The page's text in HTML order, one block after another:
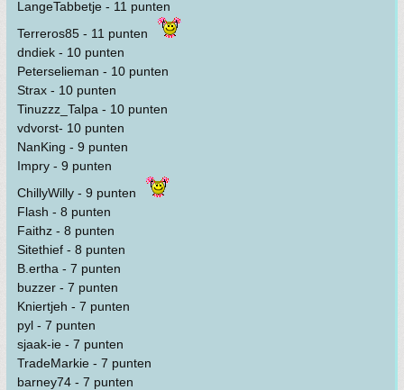
LangeTabbetje - 11 punten
Terreros85 - 11 punten
dndiek - 10 punten
Peterselieman - 10 punten
Strax - 10 punten
Tinuzzz_Talpa - 10 punten
vdvorst- 10 punten
NanKing - 9 punten
Impry - 9 punten
ChillyWilly - 9 punten
Flash - 8 punten
Faithz - 8 punten
Sitethief - 8 punten
B.ertha - 7 punten
buzzer - 7 punten
Kniertjeh - 7 punten
pyl - 7 punten
sjaak-ie - 7 punten
TradeMarkie - 7 punten
barney74 - 7 punten